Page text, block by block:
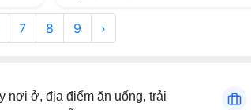
7 8 9 ›
nơi ở, địa điểm ăn uống, trải